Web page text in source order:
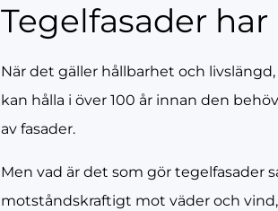
Tegelfasader
När det gäller hållbarhet och
kan hålla i över 100 år innan den
av fasader.
Men vad är det som gör tegelfasader
motståndskraftigt mot väder och